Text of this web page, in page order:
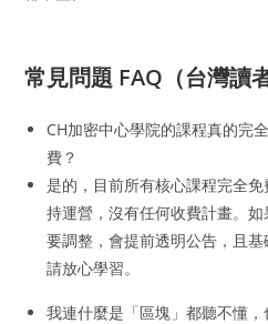
常見問題 FAQ（台灣讀
CH加密中心學院的課程真的完
費？
是的，目前所有核心課程完全
持運營，沒有任何收費計畫。
要調整，會提前透明公告，且基
請放心學習。
我連什麼是「區塊」都聽不懂